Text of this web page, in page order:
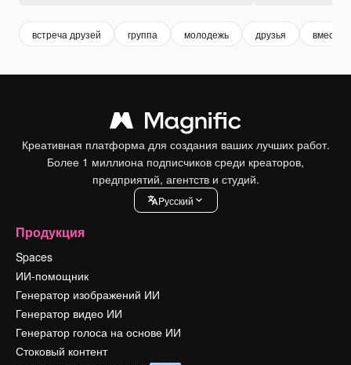
встреча друзей группа молодежь друзья вместе
Креативная платформа для создания ваших лучших работ.
Более 1 миллиона подписчиков среди креаторов,
предприятий, агентств и студий.
Pусский
Продукция
Spaces
ИИ-помощник
Генератор изображений ИИ
Генератор видео ИИ
Генератор голоса на основе ИИ
Стоковый контент